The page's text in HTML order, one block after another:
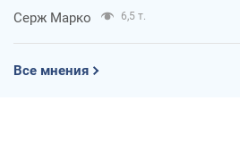
Серж Марко 6,5 т.
Все мнения